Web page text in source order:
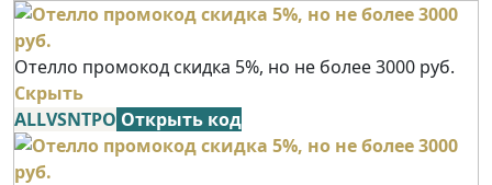
Отелло промокод скидка 5%, но не более 3000 руб.
Скрыть
ALLVSNTPO Открыть код